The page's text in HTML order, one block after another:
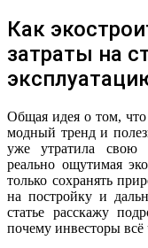
Как
затраты на
Общая идея о том, что
модный тренд и
уже утратила свою
реально ощутимая
только сохранять
на постройку и
статье расскажу
почему инвесторы